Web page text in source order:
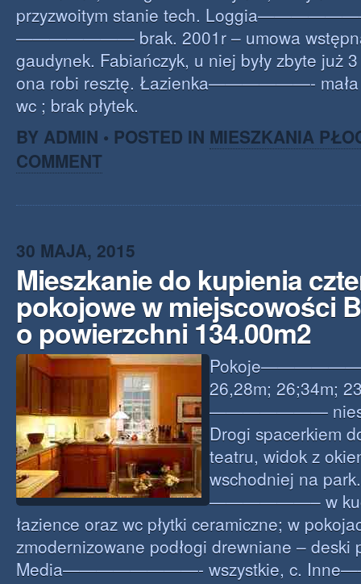
przyzwoitym stanie tech.
——————— brak. 2001r – umowa
gaudynek. Fabiańczyk, u niej były zbyte już
ona robi resztę. Łazienka——————- mała
wc ; brak płytek.
BY ADMIN • POSTED IN MIESZKANIA
COMMENT
30 MAJA, 2015
Mieszkanie do kupienia
pokojowe w miejscowości
o powierzchni 134.00m2
26,28m; 26;34m;
———————
Drogi spacerkiem
teatru, widok z
wschodniej na
——————– w
łazience oraz wc płytki ceramiczne; w
zmodernizowane podłogi drewniane – deski
Media————————- wszystkie, c.